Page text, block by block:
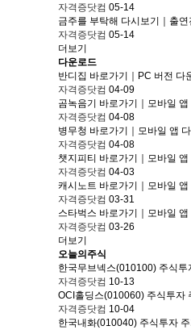
자격증닷컴 05-14
금주를 부탁해 다시보기｜출연
자격증닷컴 05-14
더보기
다운로드
반디집 바로가기｜PC 버전 다
자격증닷컴 04-09
곰녹음기 바로가기｜모바일 앱
자격증닷컴 04-08
병무청 바로가기｜모바일 앱
자격증닷컴 04-08
챗지피티 바로가기｜모바일 앱
자격증닷컴 04-03
캐시노트 바로가기｜모바일 앱
자격증닷컴 03-31
스타벅스 바로가기｜모바일 앱
자격증닷컴 03-26
더보기
오늘의주식
한국무브넥스(010100) 주식
자격증닷컴 10-13
OCI홀딩스(010060) 주식투자
자격증닷컴 10-04
한국내화(010040) 주식투자